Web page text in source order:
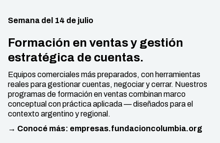
Semana del 14 de julio
Formación en ventas y gestión
estratégica de cuentas.
Equipos comerciales más preparados, con herramientas
reales para gestionar cuentas, negociar y cerrar. Nuestros
programas de formación en ventas combinan marco
conceptual con práctica aplicada — diseñados para el
contexto argentino y regional.
→ Conocé más: empresas.fundacioncolumbia.org